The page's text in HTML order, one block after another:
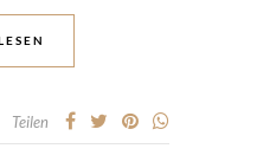
Teilen